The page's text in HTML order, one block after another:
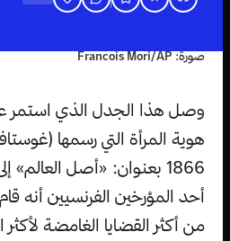
صورة: Francois Mori/AP
وصل هذا الجدل الذي
هوية المرأة التي رسمها
1866 بعنوان: «أصل العالم»
أحد المؤرخين الفرنسيين أنه
من أكثر القضايا الغامضة